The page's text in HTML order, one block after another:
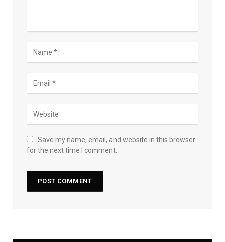
Save my name, email, and website in this browser
for the next time I comment.